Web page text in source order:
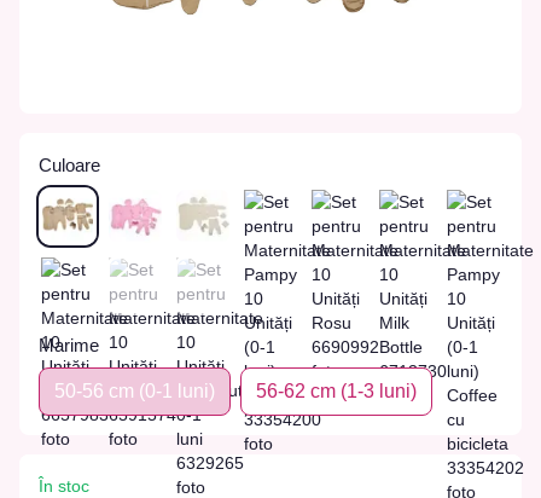
Culoare
Marime
50-56 cm (0-1 luni) 56-62 сm (1-3 luni)
În stoc